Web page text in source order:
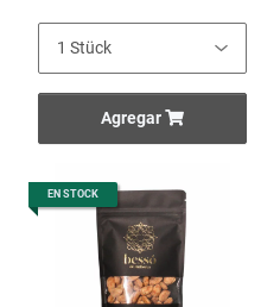
Agregar
EN STOCK